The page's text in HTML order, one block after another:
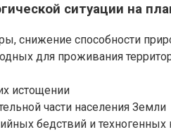
ситуации на
снижение способности
для проживания
истощении
части населения Земли
бедствий и техногенных